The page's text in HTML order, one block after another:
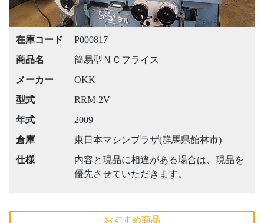
在庫コード
P000817
商品名
簡易型ＮＣフライス
メーカー
OKK
型式
RRM-2V
年式
2009
倉庫
東日本マシンプラザ(群馬県館林市)
仕様
内容と現品に相違がある場合は、現品を
優先させていただきます。
おすすめ商品